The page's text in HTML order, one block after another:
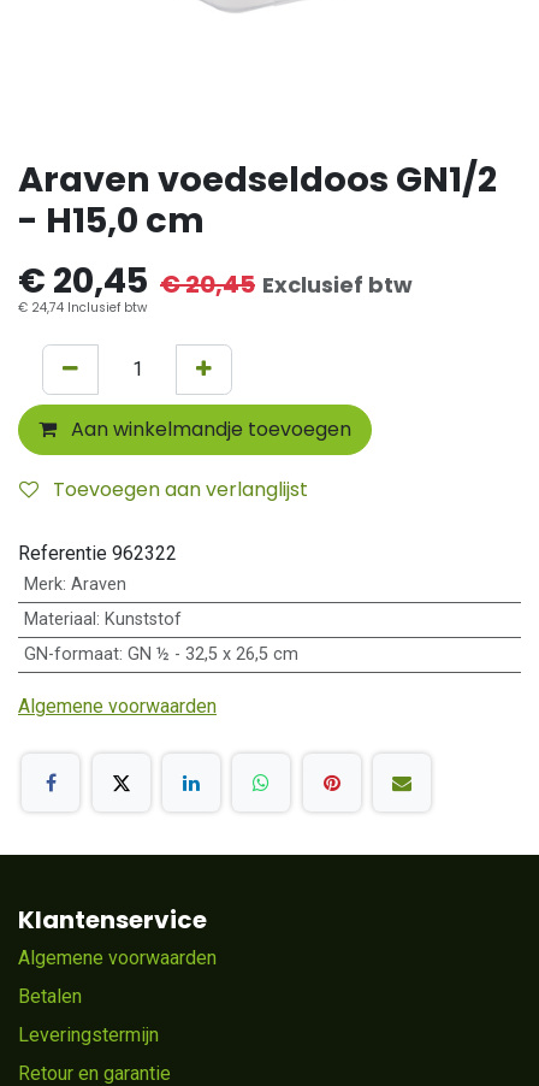
Araven voedseldoos GN1/2
- H15,0 cm
€ 20,45 €20,45 Exclusief btw
€ 24,74 Inclusief btw
Aan winkelmandje toevoegen
Toevoegen aan verlanglijst
Referentie 962322
Merk: Araven
Materiaal : Kunststof
GN-formaat: GN ½ - 32,5 x 26,5 cm
Algemene voorwaarden
Klantenservice
Algemene voorwaarden
Betalen
Leveringstermijn
Retour en garantie